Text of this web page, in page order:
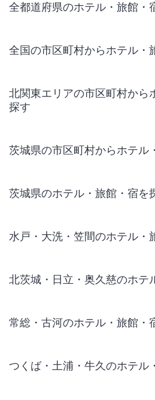
全都道府県のホテル・旅館・
全国の市区町村からホテル・
北関東エリアの市区町村から
探す
茨城県の市区町村からホテル
茨城県のホテル・旅館・宿を
水戸・大洗・笠間のホテル・
北茨城・日立・奥久慈のホテ
常総・古河のホテル・旅館・
つくば・土浦・牛久のホテル